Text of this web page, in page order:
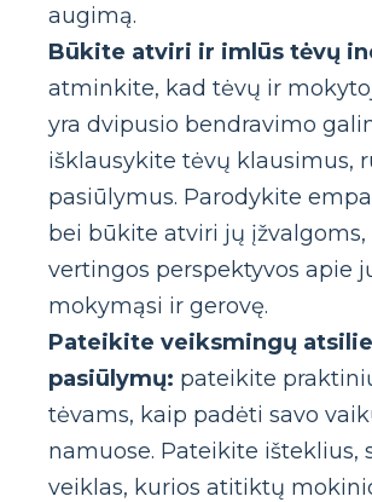
augimą.
Būkite atviri ir imlūs tėvų
atminkite, kad tėvų ir
yra dvipusio bendravimo
išklausykite tėvų klausimus,
pasiūlymus. Parodykite
bei būkite atviri jų įžvalgoms,
vertingos perspektyvos apie
mokymąsi ir gerovę.
Pateikite veiksmingų
pasiūlymų: pateikite
tėvams, kaip padėti savo
namuose. Pateikite išteklius,
veiklas, kurios atitiktų